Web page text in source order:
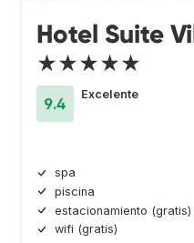
Hotel Suite
★★★★★
9.4
Excelente
spa
piscina
estacionamiento (gratis)
wifi (gratis)